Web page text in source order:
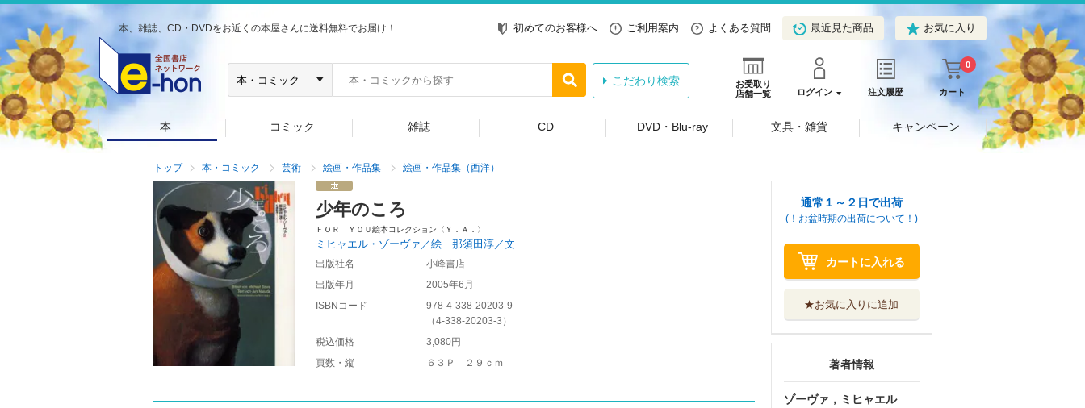
本、雑誌、CD・DVDをお近くの本屋さんに送料無料でお届け！ 初めてのお客様へ ご利用案内 よくある質問 最近見た商品 お気に入り
お受取り
店舗一覧
ログイン 注文履歴 カート
0
こだわり検索
本 コミック 雑誌 CD DVD・Blu-ray 文具・雑貨 キャンペーン
トップ 本・コミック 芸術 絵画・作品集 絵画・作品集（西洋）
少年のころ
ＦＯＲ ＹＯＵ絵本コレクション〈Ｙ．Ａ．〉
ミヒャエル・ゾーヴァ／絵 那須田淳／文
出版社名
小峰書店
出版年月
2005年6月
ISBNコード
978-4-338-20203-9
（4-338-20203-3 ）
税込価格
3,080円
頁数・縦
６３Ｐ ２９ｃｍ
通常１～２日で出荷
(！お盆時期の出荷について！)
カートに入れる
★お気に入りに追加
著者情報
ゾーヴァ，ミヒャエル